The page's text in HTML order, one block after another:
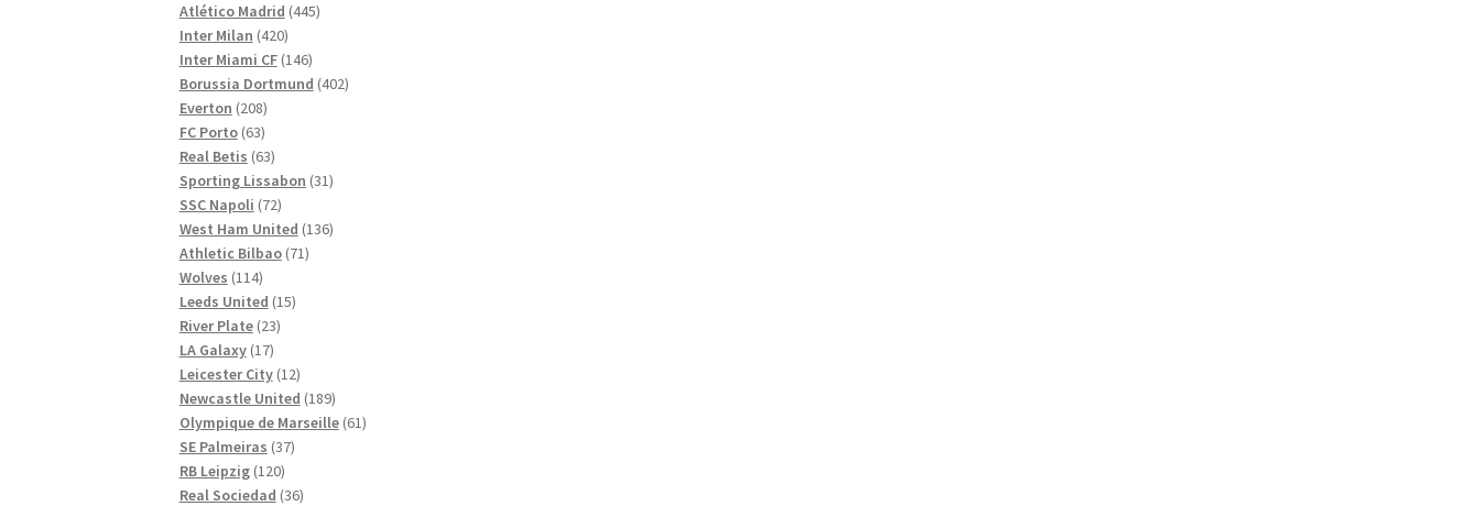
produkter
Atlético Madrid 445445
Inter Milan 420420
produkter
Inter Miami CF 146146
produkter
Borussia Dortmund 402402
Everton 208208
produkter
FC Porto 6363
produkter
Real Betis 6363
produkter
Sporting Lissabon 3131
SSC Napoli 7272
produkter
West Ham United 136136
Athletic Bilbao 7171
Wolves 114114
produkter
Leeds United 1515
River Plate 2323
LA Galaxy 1717
produkter
Leicester City 1212
produkter
Newcastle United 189189
produkter
Olympique de Marseille 6161
SE Palmeiras 3737
RB Leipzig 120120
produkter
Real Sociedad 3636